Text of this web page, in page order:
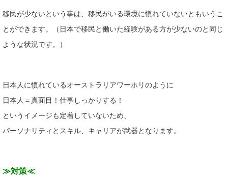
移民が少ないという事は、移民がいる環境に慣れていないともいうこ
とができます。（日本で移民と働いた経験がある方が少ないのと同じ
ような状況です。）
日本人に慣れているオーストラリアワーホリのように
日本人＝真面目！仕事しっかりする！
というイメージも定着していないため、
パーソナリティとスキル、キャリアが武器となります。
≫対策≪